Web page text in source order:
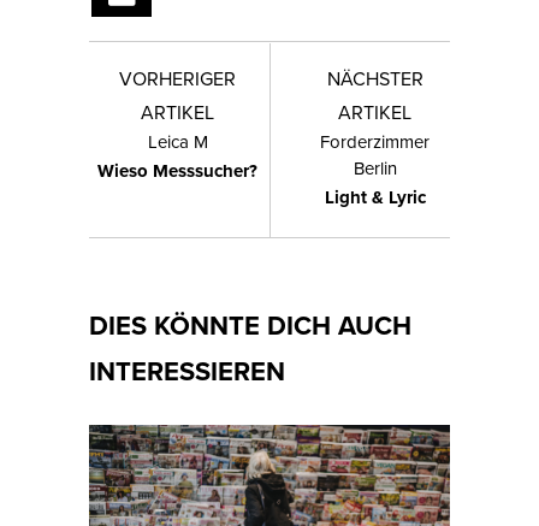
VORHERIGER
ARTIKEL
Leica M
Wieso Messsucher?
NÄCHSTER
ARTIKEL
Forderzimmer
Berlin
Light & Lyric
DIES KÖNNTE DICH AUCH
INTERESSIEREN